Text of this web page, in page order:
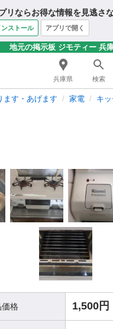
リならお得な情報を見逃さ
ンストール アプリで開く
地元の掲示板 ジモティー 兵
兵庫県 検索
ます・あげます 家電 キ
価格 1,500円